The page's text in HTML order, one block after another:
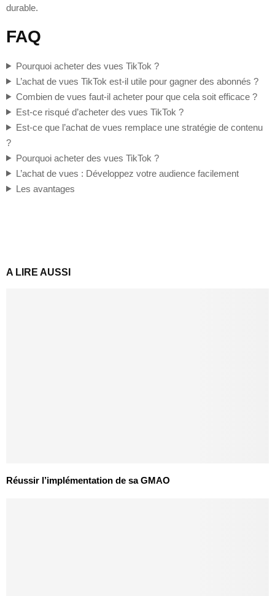
durable.
FAQ
Pourquoi acheter des vues TikTok ?
L’achat de vues TikTok est-il utile pour gagner des abonnés ?
Combien de vues faut-il acheter pour que cela soit efficace ?
Est-ce risqué d’acheter des vues TikTok ?
Est-ce que l’achat de vues remplace une stratégie de contenu
?
Pourquoi acheter des vues TikTok ?
L’achat de vues : Développez votre audience facilement
Les avantages
A LIRE AUSSI
Réussir l’implémentation de sa GMAO